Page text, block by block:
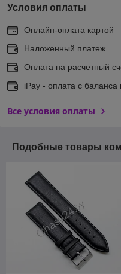
Условия оплаты
Онлайн-оплата картой
Наложенный платеж
Оплата на расчетный
iPay - оплата с
Все условия оплаты
Подобные товары